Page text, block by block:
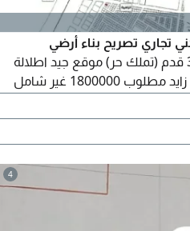
تجاري تصريح بناء أرضي
وطابقين مساحة 300 متر - 3229 قدم (تملك حر) موقع جيد اطلالة
على شارع الشيخ مدينة محمد بن زايد مطلوب 1800000 غير شامل
4